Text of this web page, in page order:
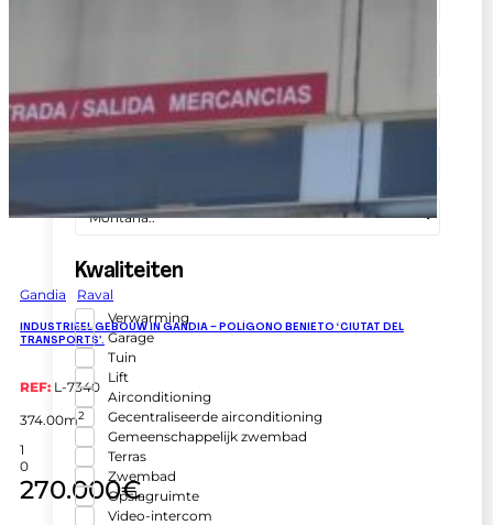
Aantal badkamers
1, 2, 3...
Aantal kamers
Montaña..
Kwaliteiten
Verwarming
Garage
Tuin
Lift
Airconditioning
Gecentraliseerde airconditioning
Gemeenschappelijk zwembad
Terras
Zwembad
Opslagruimte
Video-intercom
Gandia Raval
INDUSTRIEEL GEBOUW IN GANDIA – POLÍGONO BENIETO ‘CIUTAT DEL
TRANSPORTS’.
REF: L-7340
374.00m2
1
0
270.000€